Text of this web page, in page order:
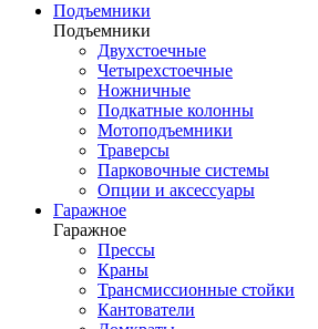
Подъемники
Подъемники
Двухстоечные
Четырехстоечные
Ножничные
Подкатные колонны
Мотоподъемники
Траверсы
Парковочные системы
Опции и аксессуары
Гаражное
Гаражное
Прессы
Краны
Трансмиссионные стойки
Кантователи